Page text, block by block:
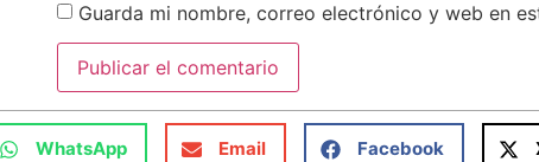
Guarda mi nombre, correo electrónico y web en
WhatsApp Email Facebook